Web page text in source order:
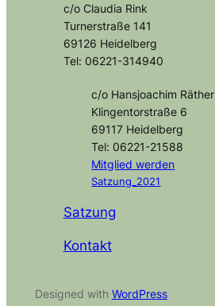
c/o Claudia Rink
Turnerstraße 141
69126 Heidelberg
Tel: 06221-314940
c/o Hansjoachim Räther
Klingentorstraße 6
69117 Heidelberg
Tel: 06221-21588
Mitgliedwerden
Satzung_2021
Satzung
Kontakt
Designed with WordPress